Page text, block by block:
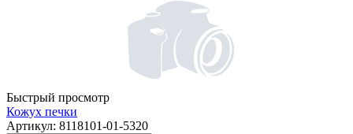
Быстрый просмотр
Кожух печки
Артикул: 8118101-01-5320